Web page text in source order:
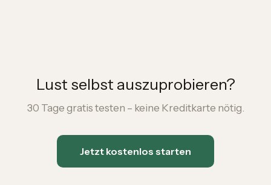
Lust selbst auszuprobieren?
30 Tage gratis testen – keine Kreditkarte nötig.
Jetzt kostenlos starten